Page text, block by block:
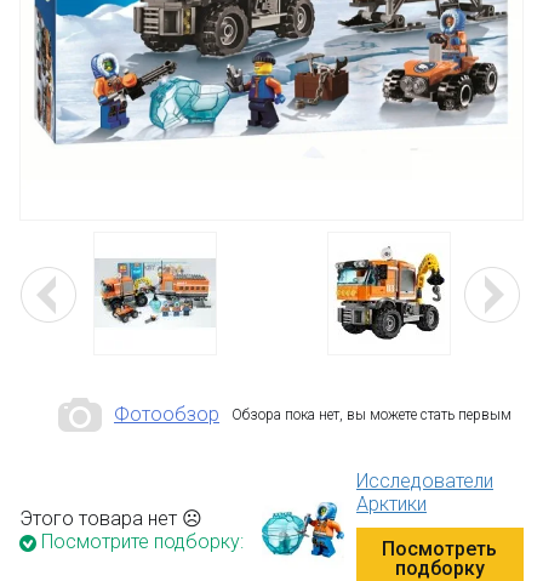
Фотообзор Обзора пока нет, вы можете стать первым
Этого товара нет ☹
Посмотрите подборку:
Исследователи
Арктики
Посмотреть
подборку